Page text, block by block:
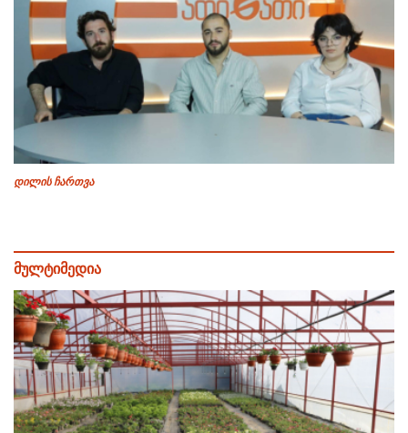
დილის ჩართვა
მულტიმედია